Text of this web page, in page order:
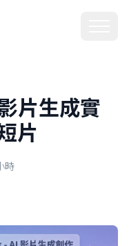
片生成實
片
時